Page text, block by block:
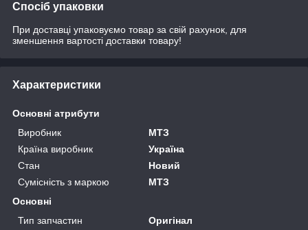
Спосіб упаковки
При доставці упаковуємо товар за свій рахунок, для
зменшення вартості доставки товару!
Характеристики
Основні атрибути
Виробник
МТЗ
Країна виробник
Україна
Стан
Новий
Сумісність з маркою
МТЗ
Основні
Тип запчастин
Оригінал